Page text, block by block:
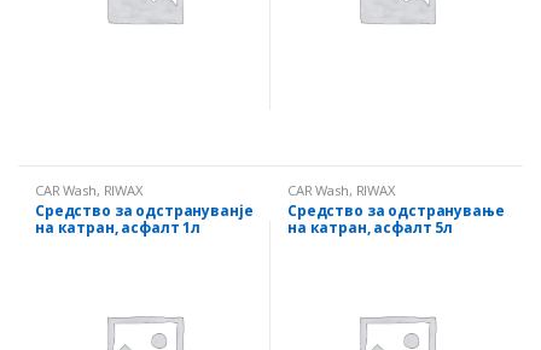
CAR Wash, RIWAX
Средство за одстрануванје
на катран, асфалт 1л
CAR Wash, RIWAX
Средство за одстранување
на катран, асфалт 5л